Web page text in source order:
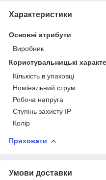
Характеристики
Основні атрибути
Виробник
Користувальницькі
Кількість в упаковці
Номінальний струм
Робоча напруга
Ступінь захисту IP
Колір
Приховати
Умови доставки